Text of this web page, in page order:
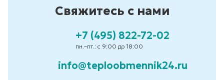
Свяжитесь с нами
+7 (495) 822-72-02
пн.–пт.: с 9:00 до 18:00
info@teploobmennik24.ru